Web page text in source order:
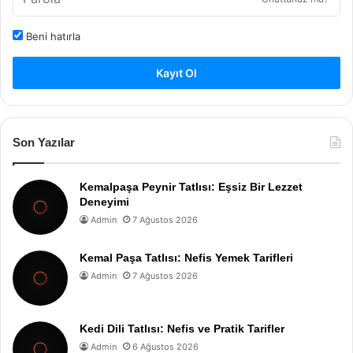
Beni hatırla
Kayıt Ol
Son Yazılar
Kemalpaşa Peynir Tatlısı: Eşsiz Bir Lezzet
Deneyimi
Admin 7 Ağustos 2026
Kemal Paşa Tatlısı: Nefis Yemek Tarifleri
Admin 7 Ağustos 2026
Kedi Dili Tatlısı: Nefis ve Pratik Tarifler
Admin 6 Ağustos 2026